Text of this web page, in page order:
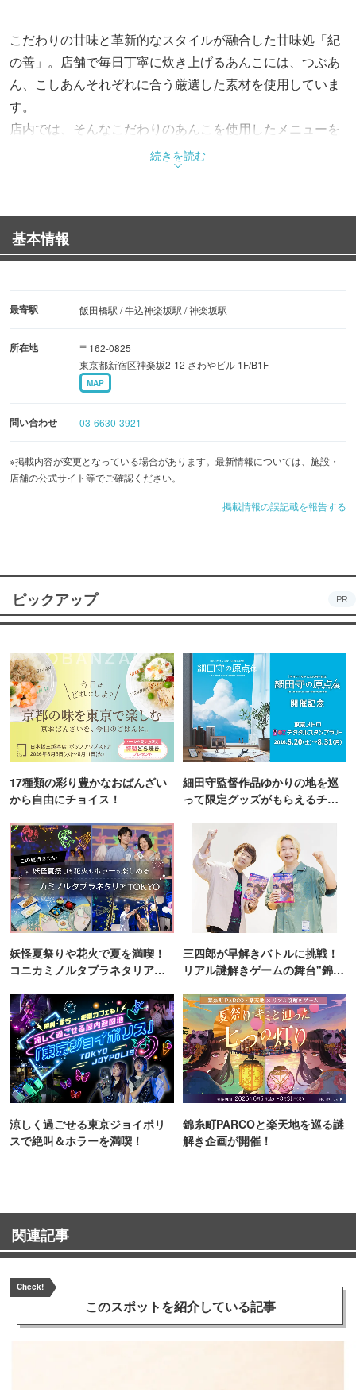
こだわりの甘味と革新的なスタイルが融合した甘味処「紀
の善」。店舗で毎日丁寧に炊き上げるあんこには、つぶあ
ん、こしあんそれぞれに合う厳選した素材を使用していま
す。
店内では、そんなこだわりのあんこを使用したメニューを
続きを読む
基本情報
最寄駅 飯田橋駅 / 牛込神楽坂駅 / 神楽坂駅
所在地
〒162-0825
東京都新宿区神楽坂2-12 さわやビル 1F/B1F
MAP
問い合わせ 03-6630-3921
※掲載内容が変更となっている場合があります。最新情報については、施設・
店舗の公式サイト等でご確認ください。
掲載情報の誤記載を報告する
ピックアップ PR
17種類の彩り豊かなおばんざい
から自由にチョイス！
細田守監督作品ゆかりの地を巡
って限定グッズがもらえるチャ
妖怪夏祭りや花火で夏を満喫！
コニカミノルタプラネタリア
三四郎が早解きバトルに挑戦！
リアル謎解きゲームの舞台"錦糸
涼しく過ごせる東京ジョイポリ
スで絶叫＆ホラーを満喫！
錦糸町PARCOと楽天地を巡る謎
解き企画が開催！
関連記事
Check!
このスポットを紹介している記事